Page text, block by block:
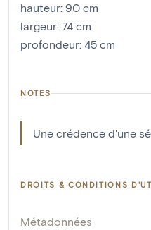
hauteur: 90 cm
largeur: 74 cm
profondeur: 45 cm
NOTES
Une crédence d'une
DROITS & CONDITIONS
Métadonnées